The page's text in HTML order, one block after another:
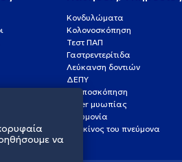
Κονδυλώματα
Κολονοσκόπηση
Τεστ ΠΑΠ
Γαστρεντερίτιδα
Λεύκανση δοντιών
ΔΕΠΥ
Κολποσκόπηση
Laser μυωπίας
Πνευμονία
Καρκίνος του πνεύμονα
να